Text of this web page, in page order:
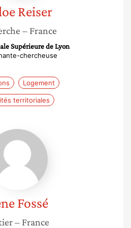
Reiser
– France
Supérieure de Lyon
chercheuse
Logement
territoriales
Irène
Fossé
Fossé
– France